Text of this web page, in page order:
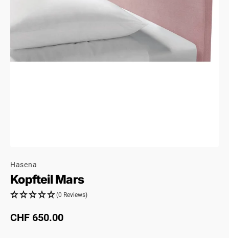
Hasena
Kopfteil Mars
(0 Reviews)
Regulärer Preis
CHF 650.00